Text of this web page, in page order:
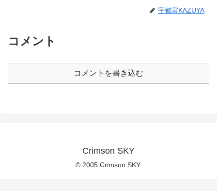
宇都宮KAZUYA
コメント
コメントを書き込む
Crimson SKY
© 2005 Crimson SKY.